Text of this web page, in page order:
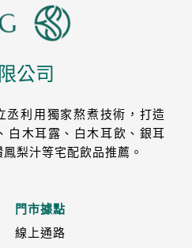
公司
丞利用獨家熬煮技術，打造
白木耳露、白木耳飲、銀耳
梨汁等宅配飲品推薦。
門市據點
線上通路